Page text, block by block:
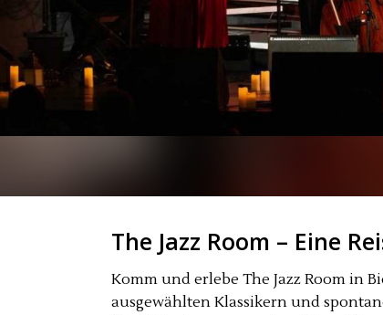
The Jazz Room – Eine
Komm und erlebe The Jazz Room in
ausgewählten Klassikern und